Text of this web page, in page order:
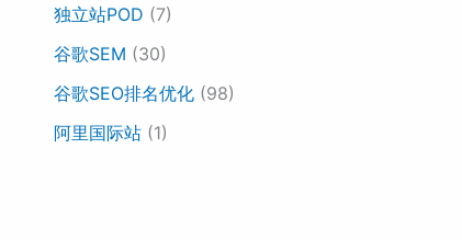
独立站POD (7)
谷歌SEM (30)
谷歌SEO排名优化 (98)
阿里国际站 (1)